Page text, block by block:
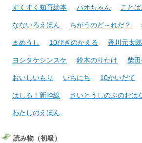
すくすく知育絵本
パオちゃん こと
なないろえほん ちがうのど～れだ？
まめうし 10ぴきのかえる 香川元太
ヨシタケシンスケ 鈴木のりたけ 柴
おいしいもり いちにち 10かいだて
はしる！新幹線 さいとうしのぶのおは
わたしのえほん
読み物（初級）